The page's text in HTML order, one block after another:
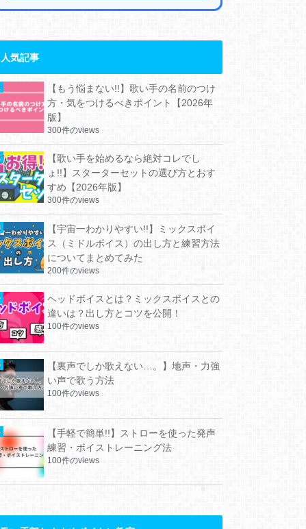
人気記事
【もう悩まない!!】歌い手の名前のつけ
方・気をつけるべきポイント【2026年
版】
300件のviews
【歌い手を始めるなら絶対コレでし
ょ!!】スターターセットの選び方とおす
すめ【2026年版】
300件のviews
【宇宙一わかりやすい!!】ミックスボイ
ス（ミドルボイス）の出し方と練習方法
についてまとめてみた
200件のviews
ヘッドボイスとは？ミックスボイスとの
違いは？出し方とコツを公開！
100件のviews
【裏声でしか歌えない…。】地声・力強
い声で歌う方法
100件のviews
【手軽で簡単!!】ストローを使った発声
練習・ボイストレーニング法
100件のviews